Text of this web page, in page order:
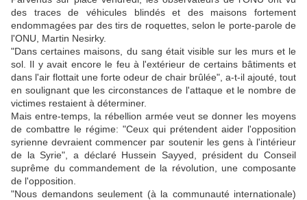
des traces de véhicules blindés et des maisons fortement
endommagées par des tirs de roquettes, selon le porte-parole de
l'ONU, Martin Nesirky.
"Dans certaines maisons, du sang était visible sur les murs et le
sol. Il y avait encore le feu à l'extérieur de certains bâtiments et
dans l'air flottait une forte odeur de chair brûlée", a-t-il ajouté, tout
en soulignant que les circonstances de l'attaque et le nombre de
victimes restaient à déterminer.
Mais entre-temps, la rébellion armée veut se donner les moyens
de combattre le régime: "Ceux qui prétendent aider l'opposition
syrienne devraient commencer par soutenir les gens à l'intérieur
de la Syrie", a déclaré Hussein Sayyed, président du Conseil
suprême du commandement de la révolution, une composante
de l'opposition.
"Nous demandons seulement (à la communauté internationale)